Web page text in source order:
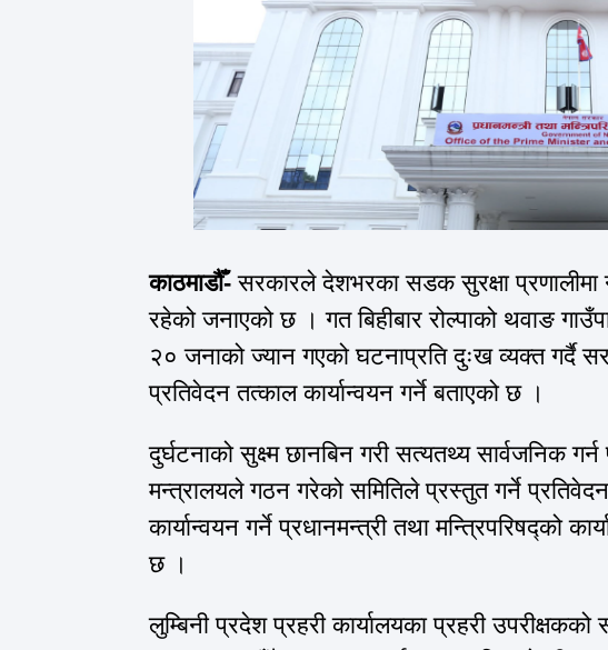
काठमाडौँ-सरकारले देशभरका सडक सुरक्षा प्रणालीमा
रहेको जनाएको छ । गत बिहीबार रोल्पाको थवाङ
२० जनाको ज्यान गएको घटनाप्रति दुःख व्यक्त गर्दै
प्रतिवेदन तत्काल कार्यान्वयन गर्ने बताएको छ ।
दुर्घटनाको सुक्ष्म छानबिन गरी सत्यतथ्य सार्वजनिक
मन्त्रालयले गठन गरेको समितिले प्रस्तुत गर्ने
कार्यान्वयन गर्ने प्रधानमन्त्री तथा मन्त्रिपरिषद्को
छ ।
लुम्बिनी प्रदेश प्रहरी कार्यालयका प्रहरी